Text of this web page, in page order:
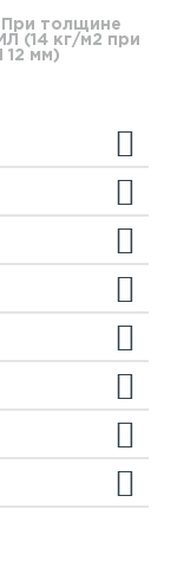
При толщине
(14 кг/м2 при
мм)